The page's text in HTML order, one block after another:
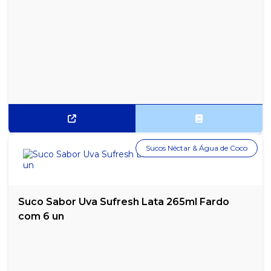
Suco Sabor Uva Sufresh Lata 265ml Fardo
com 6 un
Sucos Néctar & Água de Coco